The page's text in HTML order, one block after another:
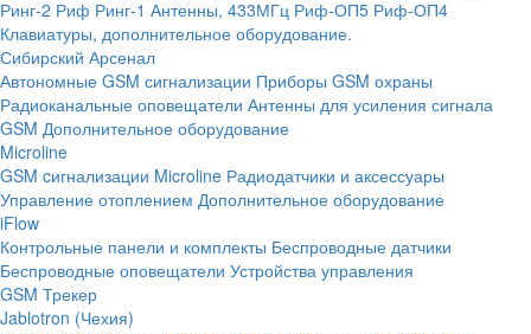
Ринг-2 Риф Ринг-1 Антенны, 433МГц Риф-ОП5 Риф-ОП4
Клавиатуры, дополнительное оборудование.
Сибирский Арсенал
Автономные GSM сигнализации Приборы GSM охраны
Радиоканальные оповещатели Антенны для усиления сигнала
GSM Дополнительное оборудование
Microline
GSM cигнализации Microline Радиодатчики и аксессуары
Управление отоплением Дополнительное оборудование
iFlow
Контрольные панели и комплекты Беспроводные датчики
Беспроводные оповещатели Устройства управления
GSM Трекер
Jablotron (Чехия)